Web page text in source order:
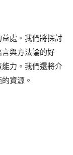
處。我們將探討
與方法論的好
力。我們還將介
資源。